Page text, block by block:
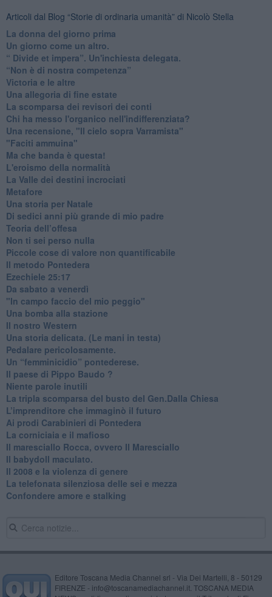
Articoli dal Blog “Storie di ordinaria umanità” di Nicolò Stella
​La donna del giorno prima
​Un giorno come un altro.
​“ Divide et impera”. Un'inchiesta delegata.
“Non è di nostra competenza”
​Victoria e le altre
Una allegoria di fine estate
La scomparsa dei revisori dei conti
Chi ha messo l'organico nell'indifferenziata?
Una recensione, "Il cielo sopra Varramista"
​"Faciti ammuina"
Ma che banda è questa!
L'eroismo della normalità
​La Valle dei destini incrociati
Metafore
​Una storia per Natale
​Di sedici anni più grande di mio padre
Teoria dell’offesa
​Non ti sei perso nulla
​Piccole cose di valore non quantificabile
​Il metodo Pontedera
​Ezechiele 25:17
Da sabato a venerdì
"In campo faccio del mio peggio"
Una bomba alla stazione
Il nostro Western
Una storia delicata. (Le mani in testa)
Pedalare pericolosamente.
Un “femminicidio” pontederese.
Il paese di Pippo Baudo ?
Niente parole inutili
La tripla scomparsa del busto del Gen.Dalla Chiesa
​L’imprenditore che immaginò il futuro
Ai prodi Carabinieri di Pontedera
​La corniciaia e il mafioso
Il maresciallo Rocca, ovvero Il Maresciallo
​Il babydoll maculato.
​Il 2008 e la violenza di genere
La telefonata silenziosa delle sei e mezza
​Confondere amore e stalking
Editore Toscana Media Channel srl - Via Dei Martelli, 8 - 50129
FIRENZE - info@toscanamediachannel.it. TOSCANA MEDIA